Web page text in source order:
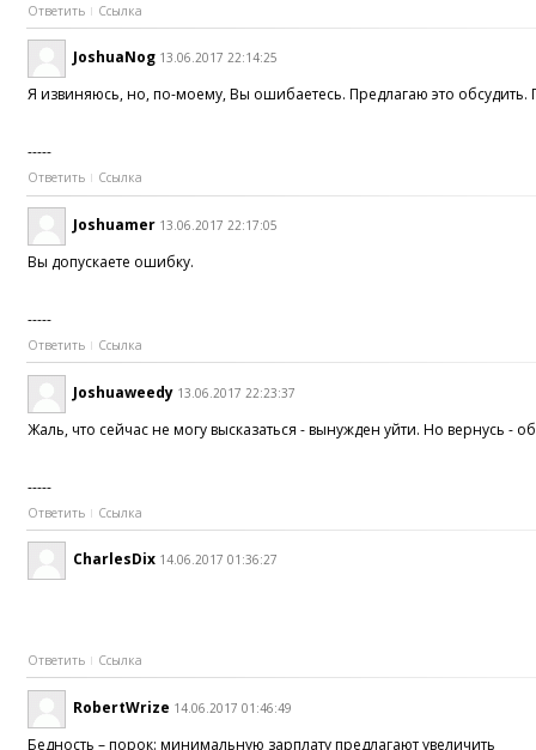
Ответить Ссылка
JoshuaNog 13.06.2017 22:14:25
Я извиняюсь, но, по-моему, Вы ошибаетесь. Предлагаю это
-----
Ответить Ссылка
Joshuamer 13.06.2017 22:17:05
Вы допускаете ошибку.
-----
Ответить Ссылка
Joshuaweedy 13.06.2017 22:23:37
Жаль, что сейчас не могу высказаться - вынужден уйти. Но вернусь -
-----
Ответить Ссылка
CharlesDix 14.06.2017 01:36:27
Ответить Ссылка
RobertWrize 14.06.2017 01:46:49
Бедность – порок: минимальную зарплату предлагают увеличить